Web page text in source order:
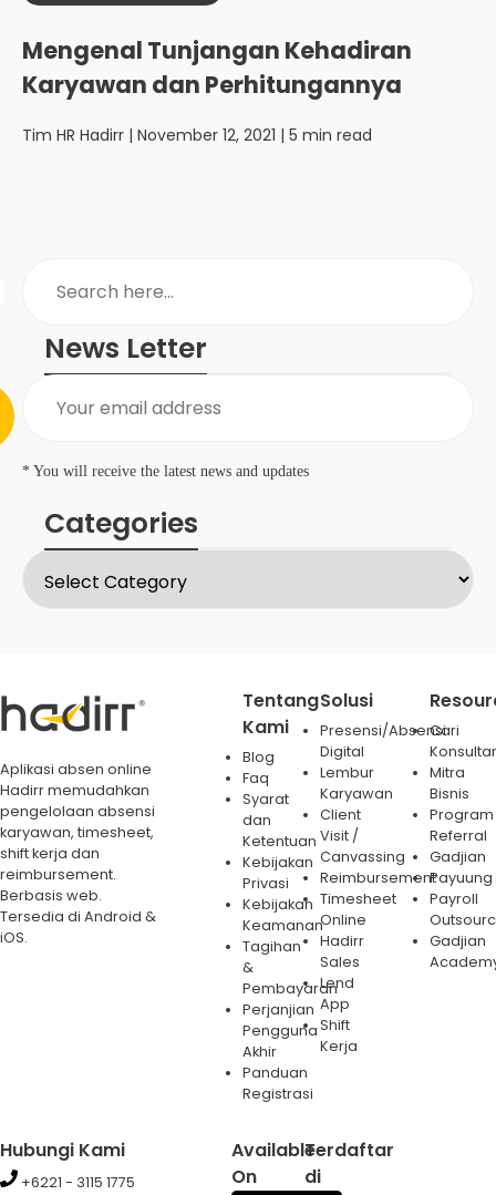
Mengenal Tunjangan Kehadiran
Karyawan dan Perhitungannya
Tim HR Hadirr | November 12, 2021 | 5 min read
News Letter
* You will receive the latest news and updates
Categories
Aplikasi absen online
Hadirr memudahkan
pengelolaan absensi
karyawan, timesheet,
shift kerja dan
reimbursement.
Berbasis web.
Tersedia di Android &
iOS.
Tentang
Kami
Blog
Faq
Syarat
dan
Ketentuan
Kebijakan
Privasi
Kebijakan
Keamanan
Tagihan
&
Pembayaran
Perjanjian
Pengguna
Akhir
Panduan
Registrasi
Solusi
Presensi/Absensi
Digital
Lembur
Karyawan
Client
Visit /
Canvassing
Reimbursement
Timesheet
Online
Hadirr
Sales
Lend
App
Shift
Kerja
Cari
Mitra
Bisnis
Program
Referral
Gadjian
Payuung
Payroll
Gadjian
Hubungi Kami
+6221 - 3115 1775
Available
On
Terdaftar
di